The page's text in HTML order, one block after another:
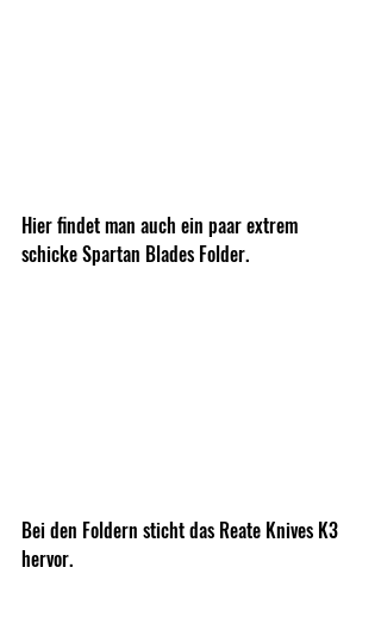
Hier findet man auch ein paar extrem
schicke Spartan Blades Folder.
Bei den Foldern sticht das Reate Knives K3
hervor.